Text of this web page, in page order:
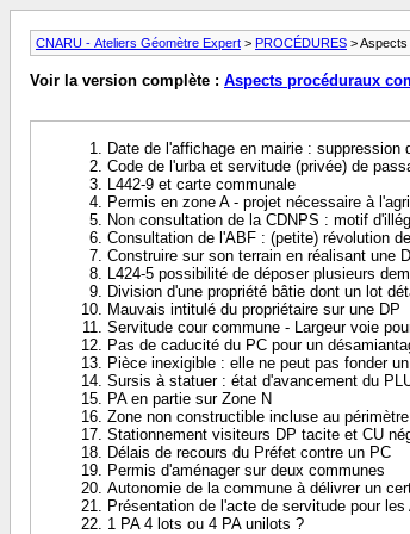
CNARU - Ateliers Géomètre Expert > PROCÉDURES >
Voir la version complète : Aspects procéduraux
Date de l'affichage en mairie : suppression
Code de l'urba et servitude (privée) de
L442-9 et carte communale
Permis en zone A - projet nécessaire à
Non consultation de la CDNPS : motif
Consultation de l'ABF : (petite) révolution
Construire sur son terrain en réalisant une
L424-5 possibilité de déposer plusieurs
Division d'une propriété bâtie dont un lot
Mauvais intitulé du propriétaire sur une DP
Servitude cour commune - Largeur voie
Pas de caducité du PC pour un
Pièce inexigible : elle ne peut pas fonder
Sursis à statuer : état d'avancement du
PA en partie sur Zone N
Zone non constructible incluse au
Stationnement visiteurs DP tacite et CU
Délais de recours du Préfet contre un PC
Permis d'aménager sur deux communes
Autonomie de la commune à délivrer un
Présentation de l'acte de servitude pour
1 PA 4 lots ou 4 PA unilots ?